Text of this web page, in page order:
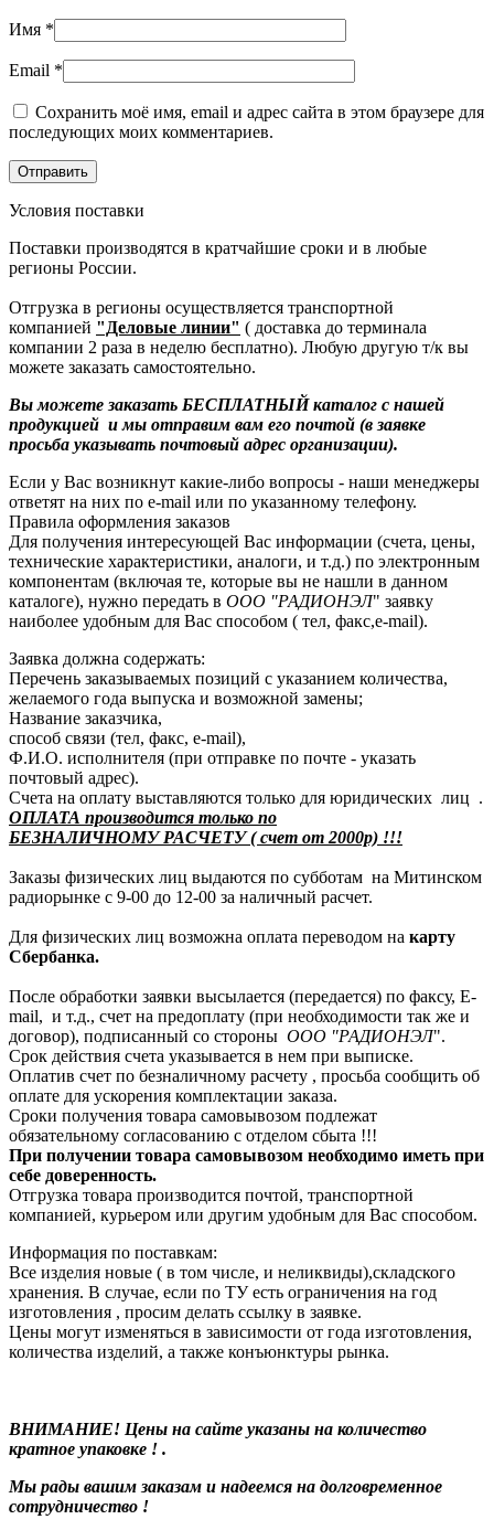
Имя *
Email *
Сохранить моё имя, email и адрес сайта в этом браузере для
последующих моих комментариев.
Условия поставки
Поставки производятся в кратчайшие сроки и в любые
регионы России.
Отгрузка в регионы осуществляется транспортной
компанией "Деловые линии" ( доставка до терминала
компании 2 раза в неделю бесплатно). Любую другую т/к вы
можете заказать самостоятельно.
Вы можете заказать БЕСПЛАТНЫЙ каталог с нашей
продукцией и мы отправим вам его почтой (в заявке
просьба указывать почтовый адрес организации).
Если у Вас возникнут какие-либо вопросы - наши менеджеры
ответят на них по e-mail или по указанному телефону.
Правила оформления заказов
Для получения интересующей Вас информации (счета, цены,
технические характеристики, аналоги, и т.д.) по электронным
компонентам (включая те, которые вы не нашли в данном
каталоге), нужно передать в ООО "РАДИОНЭЛ" заявку
наиболее удобным для Вас способом ( тел, факс,e-mail).
Заявка должна содержать:
Перечень заказываемых позиций с указанием количества,
желаемого года выпуска и возможной замены;
Название заказчика,
способ связи (тел, факс, e-mail),
Ф.И.О. исполнителя (при отправке по почте - указать
почтовый адрес).
Счета на оплату выставляются только для юридических лиц .
ОПЛАТА производится только по
БЕЗНАЛИЧНОМУ РАСЧЕТУ ( счет от 2000р) !!!
Заказы физических лиц выдаются по субботам на Митинском
радиорынке с 9-00 до 12-00 за наличный расчет.
Для физических лиц возможна оплата переводом на карту
Сбербанка.
После обработки заявки высылается (передается) по факсу, E-
mail, и т.д., счет на предоплату (при необходимости так же и
договор), подписанный со стороны ООО "РАДИОНЭЛ".
Срок действия счета указывается в нем при выписке.
Оплатив счет по безналичному расчету , просьба сообщить об
оплате для ускорения комплектации заказа.
Сроки получения товара самовывозом подлежат
обязательному согласованию с отделом сбыта !!!
При получении товара самовывозом необходимо иметь при
себе доверенность.
Отгрузка товара производится почтой, транспортной
компанией, курьером или другим удобным для Вас способом.
Информация по поставкам:
Все изделия новые ( в том числе, и неликвиды),складского
хранения. В случае, если по ТУ есть ограничения на год
изготовления , просим делать ссылку в заявке.
Цены могут изменяться в зависимости от года изготовления,
количества изделий, а также конъюнктуры рынка.
ВНИМАНИЕ! Цены на сайте указаны на количество
кратное упаковке ! .
Мы рады вашим заказам и надеемся на долговременное
сотрудничество !